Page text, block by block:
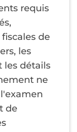
requis
de
les
les détails
ne
de